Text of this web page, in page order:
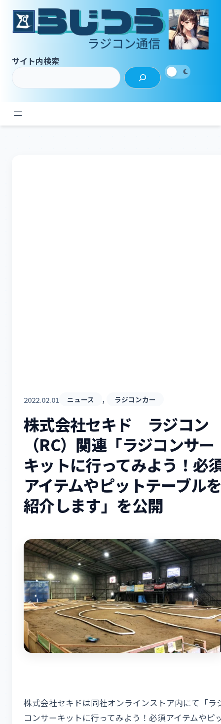
サイト内検索
2022.02.01 ニュース , ラジコンカー
株式会社セキド ラジコン
（RC）関連「ラジコンサー
キットに行ってみよう！必
アイテムやピットテーブル
紹介します」を公開
株式会社セキドは同社オンラインストア内にて「ラ
コンサーキットに行ってみよう！必須アイテムやピ